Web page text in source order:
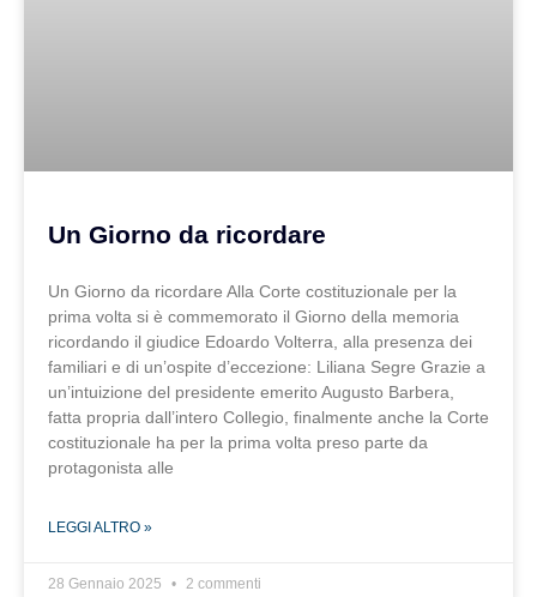
Un Giorno da ricordare
Un Giorno da ricordare Alla Corte costituzionale per la
prima volta si è commemorato il Giorno della memoria
ricordando il giudice Edoardo Volterra, alla presenza dei
familiari e di un’ospite d’eccezione: Liliana Segre Grazie a
un’intuizione del presidente emerito Augusto Barbera,
fatta propria dall’intero Collegio, finalmente anche la Corte
costituzionale ha per la prima volta preso parte da
protagonista alle
LEGGI ALTRO »
28 Gennaio 2025 2 commenti